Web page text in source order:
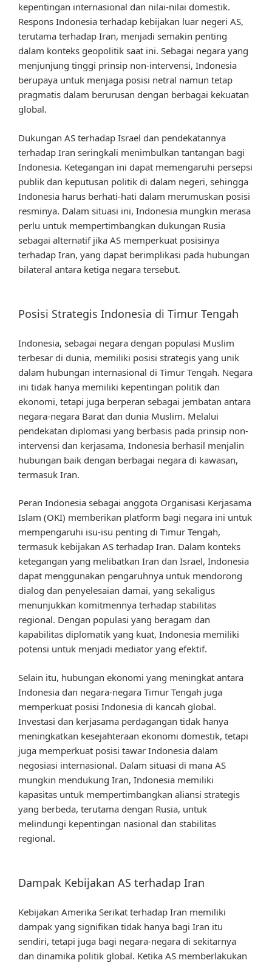
kepentingan internasional dan nilai-nilai domestik.
Respons Indonesia terhadap kebijakan luar negeri AS,
terutama terhadap Iran, menjadi semakin penting
dalam konteks geopolitik saat ini. Sebagai negara yang
menjunjung tinggi prinsip non-intervensi, Indonesia
berupaya untuk menjaga posisi netral namun tetap
pragmatis dalam berurusan dengan berbagai kekuatan
global.
Dukungan AS terhadap Israel dan pendekatannya
terhadap Iran seringkali menimbulkan tantangan bagi
Indonesia. Ketegangan ini dapat memengaruhi persepsi
publik dan keputusan politik di dalam negeri, sehingga
Indonesia harus berhati-hati dalam merumuskan posisi
resminya. Dalam situasi ini, Indonesia mungkin merasa
perlu untuk mempertimbangkan dukungan Rusia
sebagai alternatif jika AS memperkuat posisinya
terhadap Iran, yang dapat berimplikasi pada hubungan
bilateral antara ketiga negara tersebut.
Posisi Strategis Indonesia di Timur Tengah
Indonesia, sebagai negara dengan populasi Muslim
terbesar di dunia, memiliki posisi strategis yang unik
dalam hubungan internasional di Timur Tengah. Negara
ini tidak hanya memiliki kepentingan politik dan
ekonomi, tetapi juga berperan sebagai jembatan antara
negara-negara Barat dan dunia Muslim. Melalui
pendekatan diplomasi yang berbasis pada prinsip non-
intervensi dan kerjasama, Indonesia berhasil menjalin
hubungan baik dengan berbagai negara di kawasan,
termasuk Iran.
Peran Indonesia sebagai anggota Organisasi Kerjasama
Islam (OKI) memberikan platform bagi negara ini untuk
mempengaruhi isu-isu penting di Timur Tengah,
termasuk kebijakan AS terhadap Iran. Dalam konteks
ketegangan yang melibatkan Iran dan Israel, Indonesia
dapat menggunakan pengaruhnya untuk mendorong
dialog dan penyelesaian damai, yang sekaligus
menunjukkan komitmennya terhadap stabilitas
regional. Dengan populasi yang beragam dan
kapabilitas diplomatik yang kuat, Indonesia memiliki
potensi untuk menjadi mediator yang efektif.
Selain itu, hubungan ekonomi yang meningkat antara
Indonesia dan negara-negara Timur Tengah juga
memperkuat posisi Indonesia di kancah global.
Investasi dan kerjasama perdagangan tidak hanya
meningkatkan kesejahteraan ekonomi domestik, tetapi
juga memperkuat posisi tawar Indonesia dalam
negosiasi internasional. Dalam situasi di mana AS
mungkin mendukung Iran, Indonesia memiliki
kapasitas untuk mempertimbangkan aliansi strategis
yang berbeda, terutama dengan Rusia, untuk
melindungi kepentingan nasional dan stabilitas
regional.
Dampak Kebijakan AS terhadap Iran
Kebijakan Amerika Serikat terhadap Iran memiliki
dampak yang signifikan tidak hanya bagi Iran itu
sendiri, tetapi juga bagi negara-negara di sekitarnya
dan dinamika politik global. Ketika AS memberlakukan